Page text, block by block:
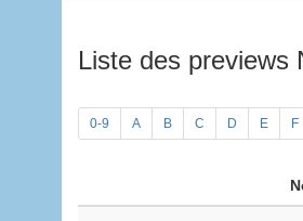
Liste des previews
0-9 A B C D E F